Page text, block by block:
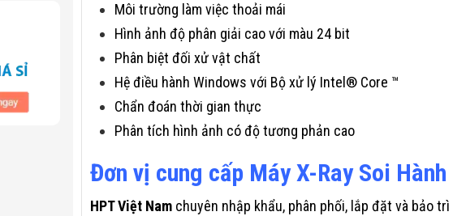
Môi trường làm việc thoải mái
Hình ảnh độ phân giải cao với màu 24 bit
Phân biệt đối xử vật chất
Hệ điều hành Windows với Bộ xử lý Intel® Core ™
Chẩn đoán thời gian thực
Phân tích hình ảnh có độ tương phản cao
Đơn vị cung cấp Máy X-Ray Soi
HPT Việt Nam chuyên nhập khẩu, phân phối, lắp đặt và bảo